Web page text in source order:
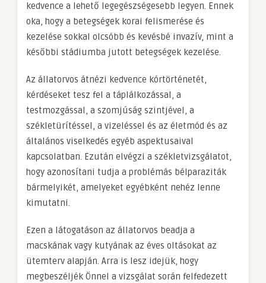
kedvence a lehető legegészségesebb legyen. Ennek
oka, hogy a betegségek korai felismerése és
kezelése sokkal olcsóbb és kevésbé invazív, mint a
későbbi stádiumba jutott betegségek kezelése.
Az állatorvos átnézi kedvence kórtörténetét,
kérdéseket tesz fel a táplálkozással, a
testmozgással, a szomjúság szintjével, a
székletürítéssel, a vizeléssel és az életmód és az
általános viselkedés egyéb aspektusaival
kapcsolatban. Ezután elvégzi a székletvizsgálatot,
hogy azonosítani tudja a problémás bélparaziták
bármelyikét, amelyeket egyébként nehéz lenne
kimutatni.
Ezen a látogatáson az állatorvos beadja a
macskának vagy kutyának az éves oltásokat az
ütemterv alapján. Arra is lesz idejük, hogy
megbeszéljék Önnel a vizsgálat során felfedezett